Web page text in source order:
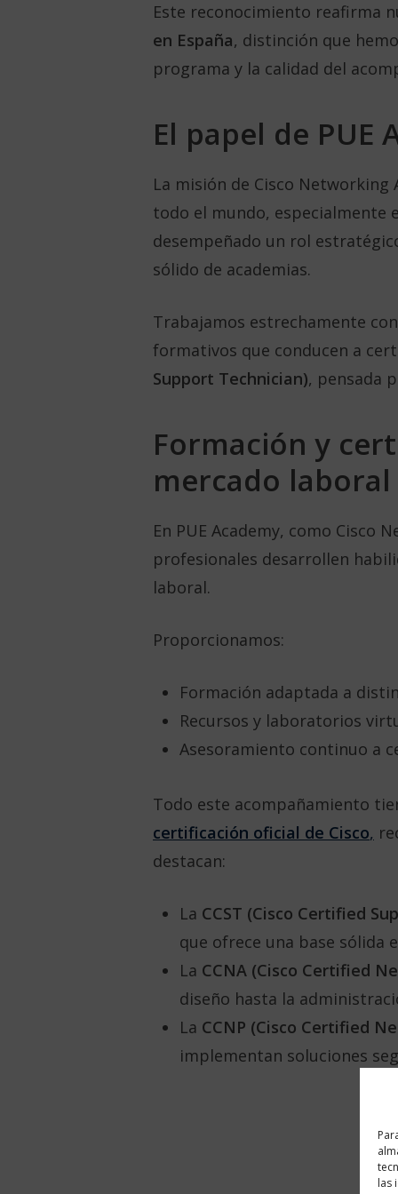
las
Este reconocimiento reafirma
en España, distinción que
programa y la calidad del
El papel de PUE
La misión de Cisco Networking
todo el mundo, especialmente
desempeñado un rol
sólido de academias.
Trabajamos estrechamente
formativos que conducen a
Support Technician), pensada
Formación y
mercado laboral
En PUE Academy, como Cisco
profesionales desarrollen
laboral.
Proporcionamos:
Formación adaptada a
Recursos y laboratorios
Asesoramiento continuo a
Todo este acompañamiento
certificación oficial de Cisco,
destacan:
La CCST (Cisco Certified
que ofrece una base sólida
La CCNA (Cisco Certified
diseño hasta la
La CCNP (Cisco Certified
implementan soluciones